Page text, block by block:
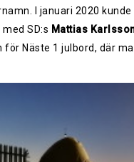
I januari 2020
SD:s Mattias
för Näste 1 julbord, där